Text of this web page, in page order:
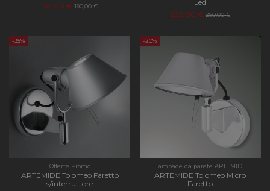
152,00 € 190,00 €
Led
232,00 € 290,00 €
-35%
Offerte Promo
ARTEMIDE Tolomeo Faretto
s/interruttore
-20%
Lampade da parete ARTEMIDE
ARTEMIDE Tolomeo Micro
Faretto
PHPSESSID
apilluminazione.com
Sessione
Cookie